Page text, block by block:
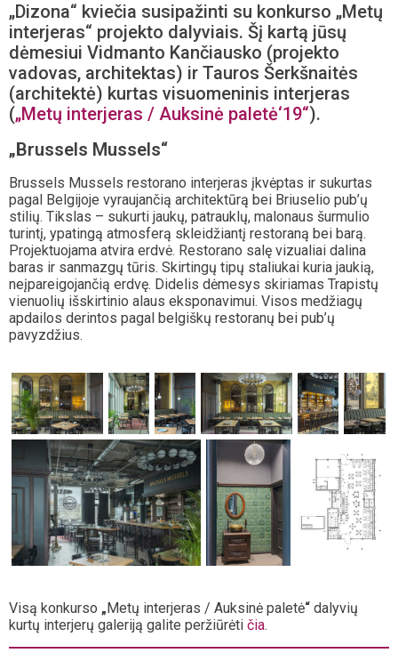
„Dizona“ kviečia susipažinti su konkurso „Metų
interjeras“ projekto dalyviais. Šį kartą jūsų
dėmesiui Vidmanto Kančiausko (projekto
vadovas, architektas) ir Tauros Šerkšnaitės
(architektė) kurtas visuomeninis interjeras
(„Metų interjeras / Auksinė paletė‘19“).
„Brussels Mussels“
Brussels Mussels restorano interjeras įkvėptas ir sukurtas
pagal Belgijoje vyraujančią architektūrą bei Briuselio pub’ų
stilių. Tikslas – sukurti jaukų, patrauklų, malonaus šurmulio
turintį, ypatingą atmosferą skleidžiantį restoraną bei barą.
Projektuojama atvira erdvė. Restorano salę vizualiai dalina
baras ir sanmazgų tūris. Skirtingų tipų staliukai kuria jaukią,
neįpareigojančią erdvę. Didelis dėmesys skiriamas Trapistų
vienuolių išskirtinio alaus eksponavimui. Visos medžiagų
apdailos derintos pagal belgiškų restoranų bei pub’ų
pavyzdžius.
Visą konkurso „ Metų interjeras / Auksinė paletė“ dalyvių
kurtų interjerų galeriją galite peržiūrėti čia.